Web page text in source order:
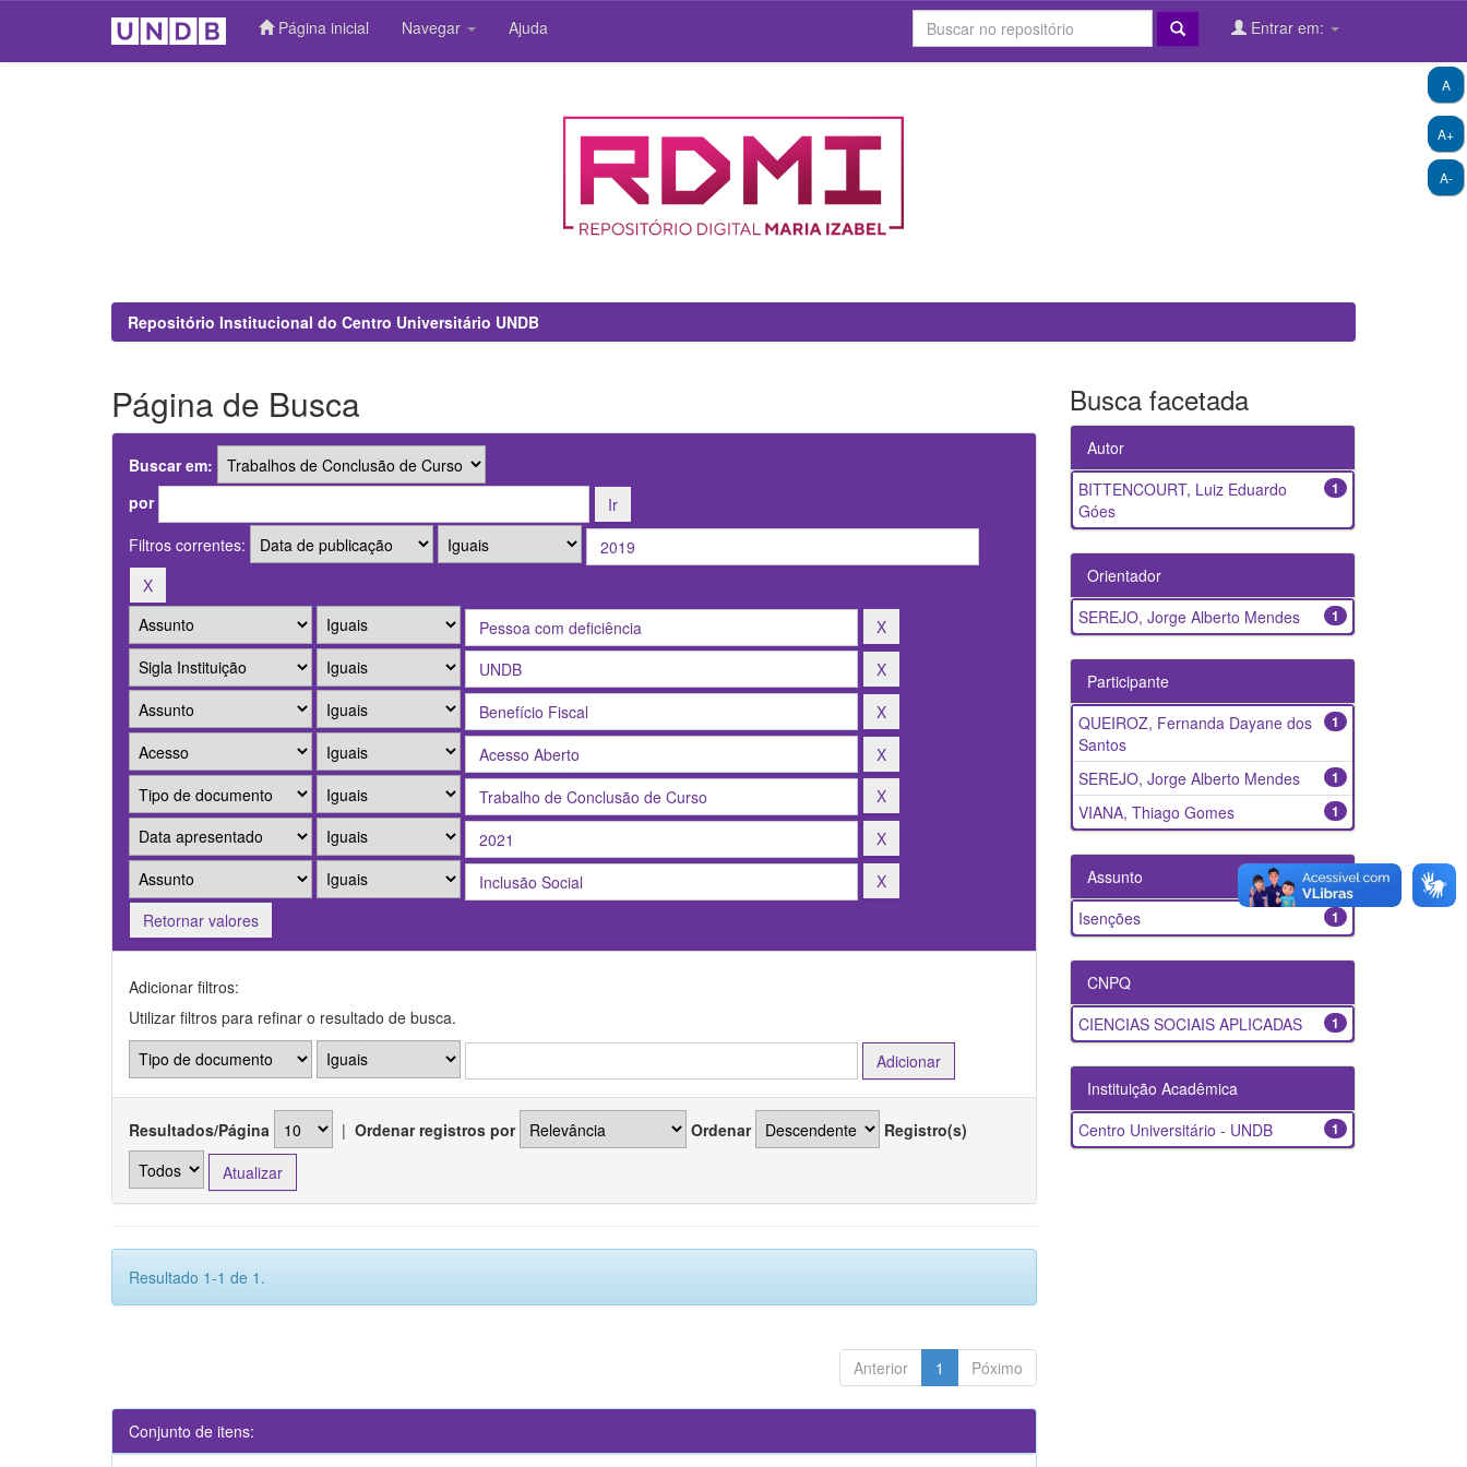
Página inicial Navegar Ajuda Entrar em:
A+
A-
A
Repositório Institucional do Centro Universitário UNDB
Página de Busca
Buscar em:
por
Filtros correntes:
Retornar valores
Adicionar filtros:
Utilizar filtros para refinar o resultado de busca.
Resultados/Página | Ordenar registros por Ordenar Registro(s)
Resultado 1-1 de 1.
Anterior 1 Póximo
Conjunto de itens:
Busca facetada
Autor
1
BITTENCOURT, Luiz Eduardo
Góes
Orientador
1
SEREJO, Jorge Alberto Mendes
Participante
1
QUEIROZ, Fernanda Dayane dos
Santos
1
SEREJO, Jorge Alberto Mendes
1
VIANA, Thiago Gomes
Assunto
1
Isenções
CNPQ
1
CIENCIAS SOCIAIS APLICADAS
Instituição Acadêmica
1
Centro Universitário - UNDB